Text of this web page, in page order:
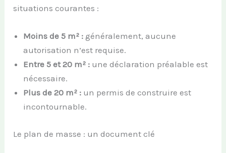
situations courantes :
Moins de 5 m² : généralement, aucune
autorisation n’est requise.
Entre 5 et 20 m² : une déclaration préalable est
nécessaire.
Plus de 20 m² : un permis de construire est
incontournable.
Le plan de masse : un document clé